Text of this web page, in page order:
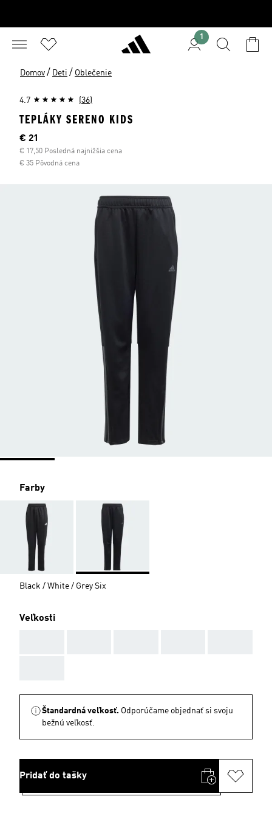
1
Domov / Deti / Oblečenie
4.7 (36)
TEPLÁKY SERENO KIDS
Aktuálna cena
€ 21
€ 17,50 Posledná najnižšia cena
€ 35 Pôvodná cena
Farby
Black / White / Grey Six
Veľkosti
Štandardná veľkosť. Odporúčame objednať si svoju
bežnú veľkosť.
Pridať do tašky